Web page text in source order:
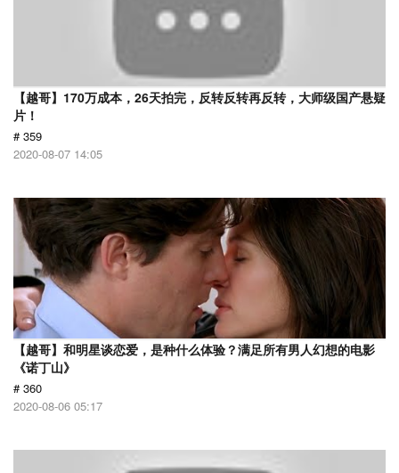
【越哥】170万成本，26天拍完，反转反转再反转，大师级国产悬疑
片！
# 359
2020-08-07 14:05
【越哥】和明星谈恋爱，是种什么体验？满足所有男人幻想的电影
《诺丁山》
# 360
2020-08-06 05:17